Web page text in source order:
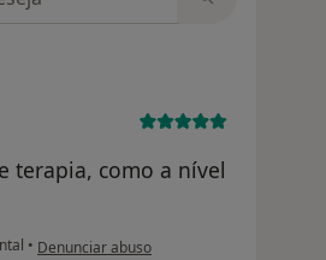
terapia, como a nível
• na opinião do utilizador JD
Denunciar abuso